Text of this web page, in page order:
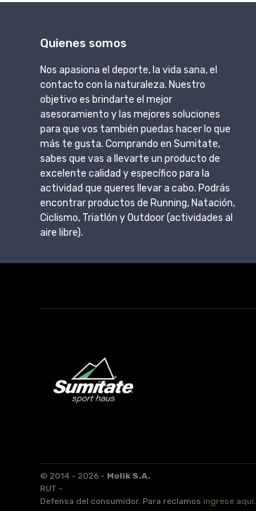
Quienes somos
Nos apasiona el deporte, la vida sana, el
contacto con la naturaleza. Nuestro
objetivo es brindarte el mejor
asesoramiento y las mejores soluciones
para que vos también puedas hacer lo que
más te gusta. Comprando en Sumitate,
sabes que vas a llevarte un producto de
excelente calidad y específico para la
actividad que queres llevar a cabo. Podrás
encontrar productos de Running, Natación,
Ciclismo, Triatlón y Outdoor (actividades al
aire libre).
© 2014 - 2026 - Molik S.A.
RUT -
Defensa del consumidor. Para reclamos ingrese aquí.